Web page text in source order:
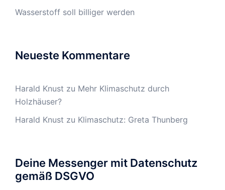
Wasserstoff soll billiger werden
Neueste Kommentare
Harald Knust zu Mehr Klimaschutz durch
Holzhäuser?
Harald Knust zu Klimaschutz: Greta Thunberg
Deine Messenger mit Datenschutz
gemäß DSGVO